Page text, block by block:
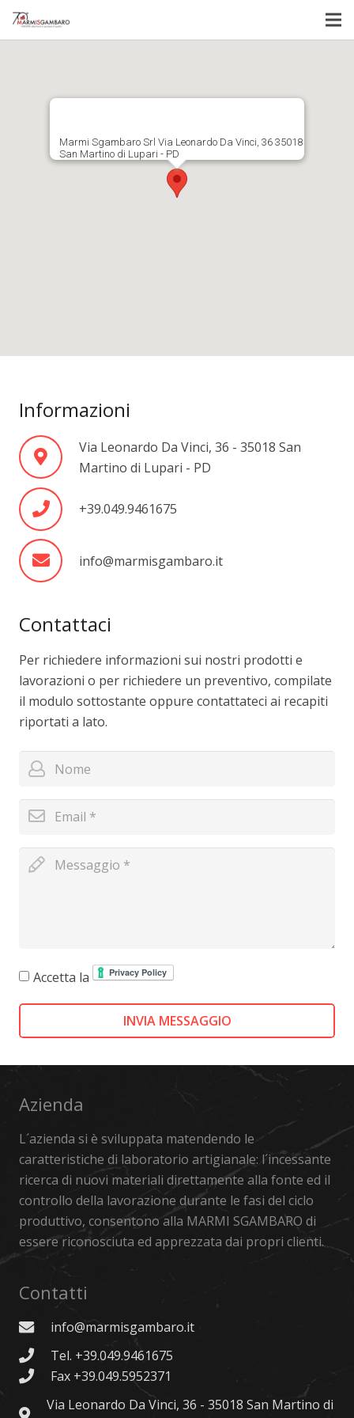
Marmi Sgambaro Srl Via Leonardo Da Vinci, 36 35018
San Martino di Lupari - PD
Informazioni
Via Leonardo Da Vinci, 36 - 35018 San
Martino di Lupari - PD
+39.049.9461675
info@marmisgambaro.it
Contattaci
Per richiedere informazioni sui nostri prodotti e
lavorazioni o per richiedere un preventivo, compilate
il modulo sottostante oppure contattateci ai recapiti
riportati a lato.
Accetta la
INVIA MESSAGGIO
Azienda
L´azienda si è sviluppata matendendo le
caratteristiche di laboratorio artigianale: l´incessante
ricerca di nuovi materiali direttamente alla fonte ed il
controllo della lavorazione durante le fasi del ciclo
produttivo, consentono alla MARMI SGAMBARO di
essere riconosciuta ed apprezzata dai propri clienti.
Contatti
info@marmisgambaro.it
Tel. +39.049.9461675
Fax +39.049.5952371
Via Leonardo Da Vinci, 36 - 35018 San Martino di